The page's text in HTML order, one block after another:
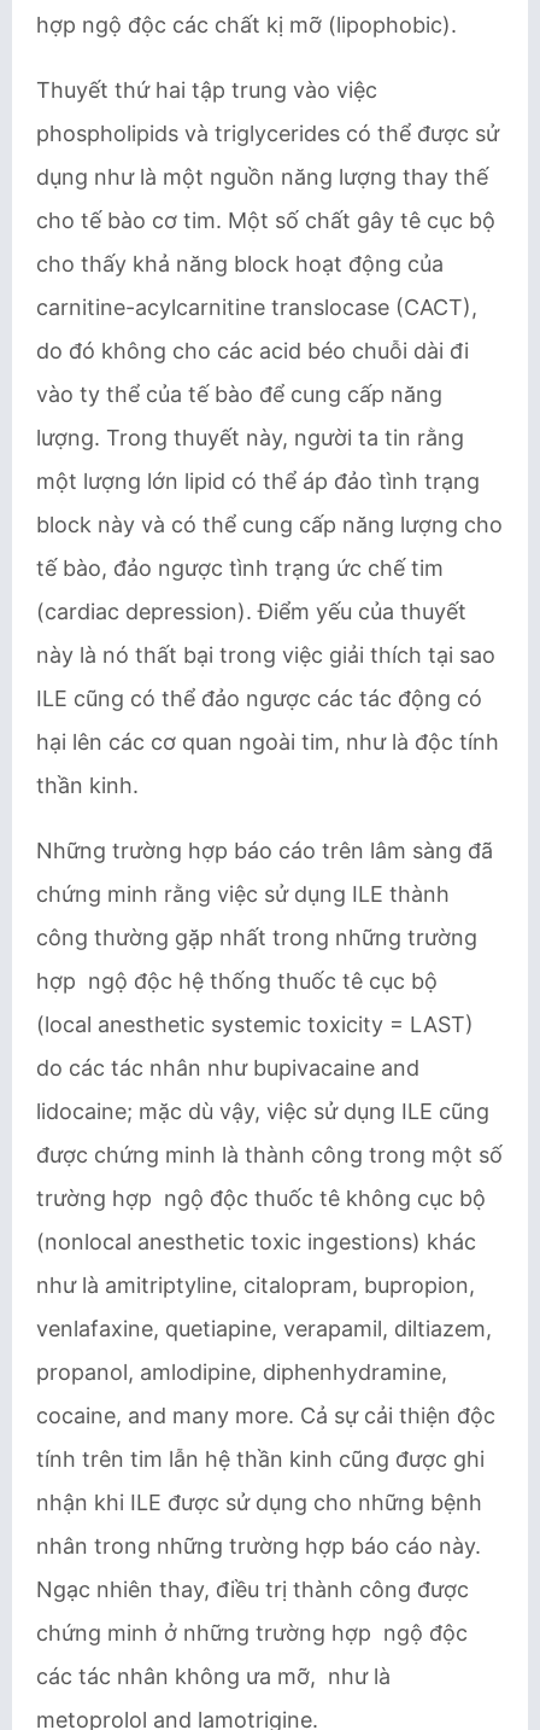
hợp ngộ độc các chất kị mỡ (lipophobic).
Thuyết thứ hai tập trung vào việc
phospholipids và triglycerides có thể được sử
dụng như là một nguồn năng lượng thay thế
cho tế bào cơ tim. Một số chất gây tê cục bộ
cho thấy khả năng block hoạt động của
carnitine-acylcarnitine translocase (CACT),
do đó không cho các acid béo chuỗi dài đi
vào ty thể của tế bào để cung cấp năng
lượng. Trong thuyết này, người ta tin rằng
một lượng lớn lipid có thể áp đảo tình trạng
block này và có thể cung cấp năng lượng cho
tế bào, đảo ngược tình trạng ức chế tim
(cardiac depression). Điểm yếu của thuyết
này là nó thất bại trong việc giải thích tại sao
ILE cũng có thể đảo ngược các tác động có
hại lên các cơ quan ngoài tim, như là độc tính
thần kinh.
Những trường hợp báo cáo trên lâm sàng đã
chứng minh rằng việc sử dụng ILE thành
công thường gặp nhất trong những trường
hợp ngộ độc hệ thống thuốc tê cục bộ
(local anesthetic systemic toxicity = LAST)
do các tác nhân như bupivacaine and
lidocaine; mặc dù vậy, việc sử dụng ILE cũng
được chứng minh là thành công trong một số
trường hợp ngộ độc thuốc tê không cục bộ
(nonlocal anesthetic toxic ingestions) khác
như là amitriptyline, citalopram, bupropion,
venlafaxine, quetiapine, verapamil, diltiazem,
propanol, amlodipine, diphenhydramine,
cocaine, and many more. Cả sự cải thiện độc
tính trên tim lẫn hệ thần kinh cũng được ghi
nhận khi ILE được sử dụng cho những bệnh
nhân trong những trường hợp báo cáo này.
Ngạc nhiên thay, điều trị thành công được
chứng minh ở những trường hợp ngộ độc
các tác nhân không ưa mỡ, như là
metoprolol and lamotrigine.